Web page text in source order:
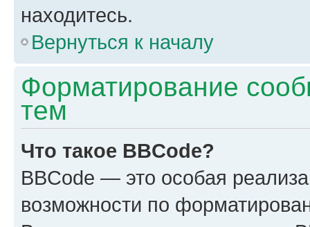
находитесь.
Вернуться к началу
Форматирование
тем
Что такое BBCode?
BBCode — это особая
возможности по